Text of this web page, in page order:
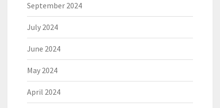
September 2024
July 2024
June 2024
May 2024
April 2024